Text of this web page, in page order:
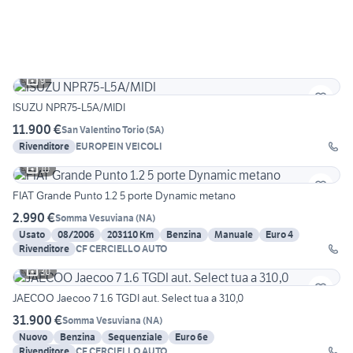
9
ISUZU NPR75-L5A/MIDI
11.900 €San Valentino Torio(SA)
Rivenditore EUROPEIN VEICOLI
10
FIAT Grande Punto 1.2 5 porte Dynamic metano
2.990 €Somma Vesuviana (NA)
Usato
08/2006 203110 Km Benzina Manuale
Euro 4
Rivenditore CF CERCIELLO AUTO
30
JAECOO Jaecoo 7 1.6 TGDI aut. Select tua a 310,0
31.900 €Somma Vesuviana (NA)
Nuovo
Benzina Sequenziale
Euro 6e